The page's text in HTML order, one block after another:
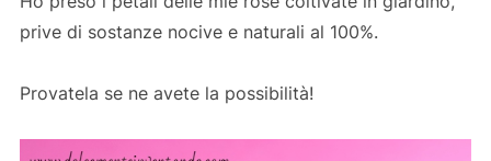
prive di sostanze nocive e naturali al 100%.
Provatela se ne avete la possibilità!